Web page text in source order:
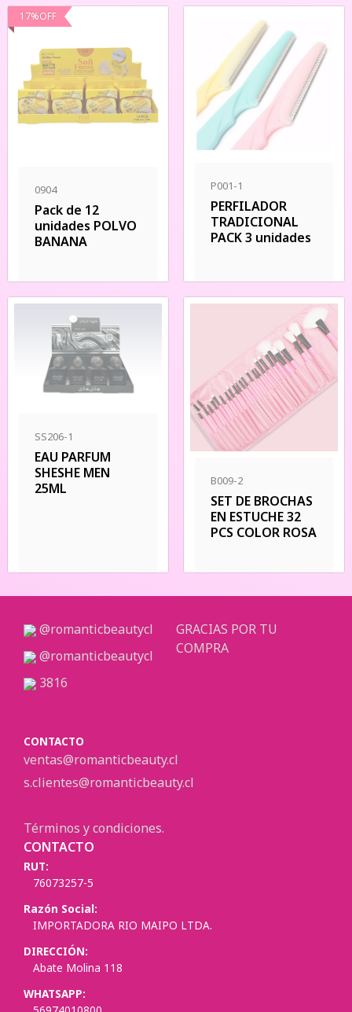
17%OFF
0904
Pack de 12
unidades POLVO
BANANA
P001-1
PERFILADOR
TRADICIONAL
PACK 3 unidades
SS206-1
EAU PARFUM
SHESHE MEN
25ML
B009-2
SET DE BROCHAS
EN ESTUCHE 32
PCS COLOR ROSA
@romanticbeautycl
@romanticbeautycl
3816
CONTACTO
ventas@romanticbeauty.cl
s.clientes@romanticbeauty.cl
Términos y condiciones.
GRACIAS POR TU
COMPRA
CONTACTO
RUT:
76073257-5
Razón Social:
IMPORTADORA RIO MAIPO LTDA.
DIRECCIÓN:
Abate Molina 118
WHATSAPP: